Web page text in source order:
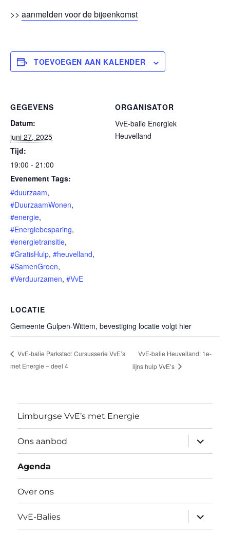
>> aanmelden voor de bijeenkomst
TOEVOEGEN AAN KALENDER
GEGEVENS
Datum:
juni 27, 2025
Tijd:
19:00 - 21:00
Evenement Tags:
#duurzaam,
#DuurzaamWonen,
#energie,
#Energiebesparing,
#energietransitie,
#GratisHulp, #heuvelland,
#SamenGroen,
#Verduurzamen, #VvE
ORGANISATOR
VvE-balie Energiek
Heuvelland
LOCATIE
Gemeente Gulpen-Wittem, bevestiging locatie volgt hier
VvE-balie Parkstad: Cursusserie VvE’s
met Energie – deel 4
VvE-balie Heuvelland: 1e-
lijns hulp VvE’s
Limburgse VvE’s met Energie
Ons aanbod
Agenda
Over ons
VvE-Balies